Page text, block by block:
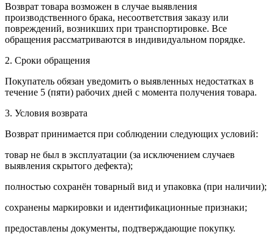
Возврат товара возможен в случае выявления
производственного брака, несоответствия заказу или
повреждений, возникших при транспортировке. Все
обращения рассматриваются в индивидуальном порядке.
2. Сроки обращения
Покупатель обязан уведомить о выявленных недостатках в
течение 5 (пяти) рабочих дней с момента получения товара.
3. Условия возврата
Возврат принимается при соблюдении следующих условий:
товар не был в эксплуатации (за исключением случаев
выявления скрытого дефекта);
полностью сохранён товарный вид и упаковка (при наличии);
сохранены маркировки и идентификационные признаки;
предоставлены документы, подтверждающие покупку.